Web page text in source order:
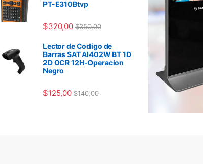
PT-E310Btvp
$320,00 $350,00
Lector de Codigo de
Barras SAT AI402W BT 1D
2D OCR 12H-Operacion
Negro
$125,00 $140,00